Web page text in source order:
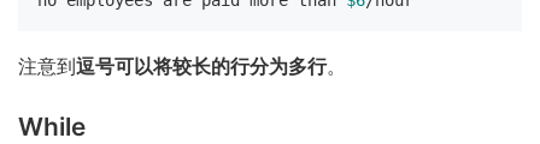
注意到逗号可以将较长的行分为多行。
While